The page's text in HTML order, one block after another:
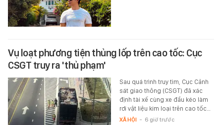
Vụ loạt phương tiện thủng lốp trên cao tốc: Cục
CSGT truy ra 'thủ phạm'
Sau quá trình truy tìm, Cục Cảnh
sát giao thông (CSGT) đã xác
định tài xế cùng xe đầu kéo làm
rơi vật liệu kim loại trên cao tốc…
XÃ HỘI - 6 giờ trước